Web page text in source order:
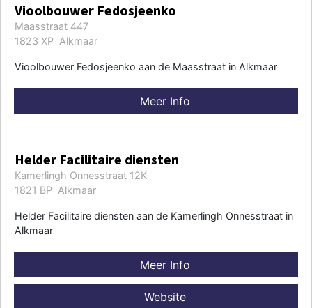
Vioolbouwer Fedosjeenko
Maasstraat 447
1823 XP Alkmaar
Vioolbouwer Fedosjeenko aan de Maasstraat in Alkmaar
Meer Info
Helder Facilitaire diensten
Kamerlingh Onnesstraat 12K
1821 BP Alkmaar
Helder Facilitaire diensten aan de Kamerlingh Onnesstraat in
Alkmaar
Meer Info
Website